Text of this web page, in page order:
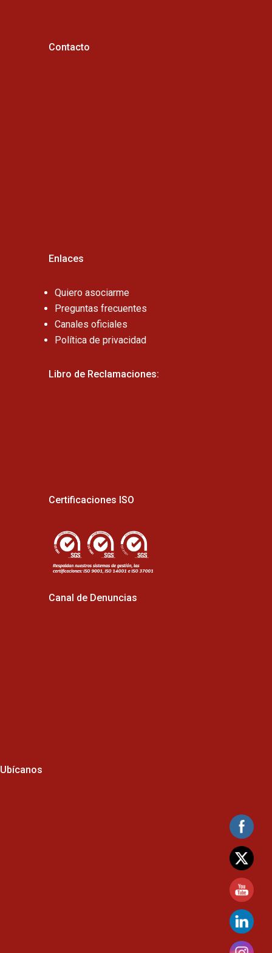
Contacto
Enlaces
Quiero asociarme
Preguntas frecuentes
Canales oficiales
Política de privacidad
Libro de Reclamaciones:
Certificaciones ISO
Canal de Denuncias
Ubícanos